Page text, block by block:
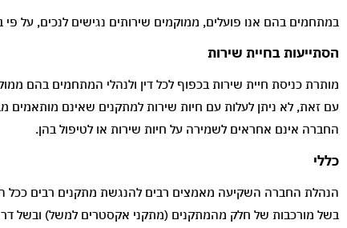
במתחמים בהם אנו פועלים, ממוקמים שירותים נגישים לנכים, על
הסתייעות בחיית שירות
מותרת כניסת חיית שירות בכפוף לכל דין ולנהלי המתחמים בהם
עם זאת, לא ניתן לעלות עם חיות שירות למתקנים שאינם מותאמים
החברה אינם אחראים לשמירה על חיות שירות או לטיפול בהן.
כללי
הנהלת החברה השקיעה מאמצים רבים להנגשת מתקנים רבים ככל
בשל מורכבות של חלק מהמתקנים (מתקני אקסטרים למשל) ובשל